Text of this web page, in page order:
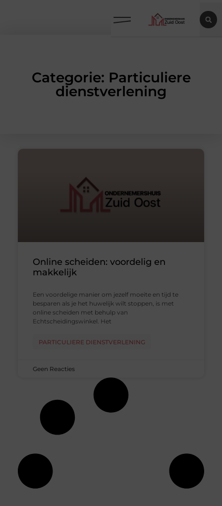
Categorie: Particuliere
dienstverlening
Online scheiden: voordelig en
makkelijk
Een voordelige manier om jezelf moeite en tijd te
besparen als je het huwelijk wilt stoppen, is met
online scheiden met behulp van
Echtscheidingswinkel. Het
PARTICULIERE DIENSTVERLENING
Geen Reacties